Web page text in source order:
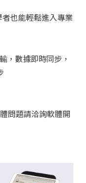
者也能輕鬆進入專業
，數據即時同步，
問題請洽詢軟體開